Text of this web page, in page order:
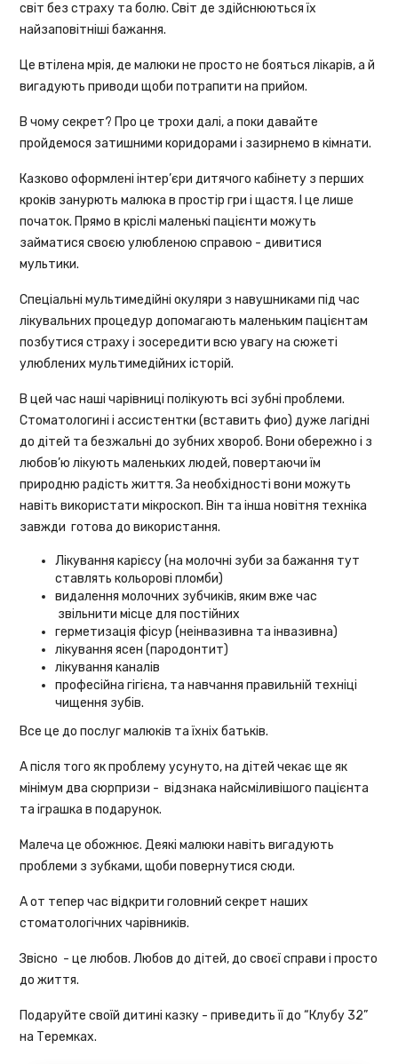
світ без страху та болю. Світ де здійснюються їх
найзаповітніші бажання.
Це втілена мрія, де малюки не просто не бояться лікарів, а й
вигадують приводи щоби потрапити на прийом.
В чому секрет? Про це трохи далі, а поки давайте
пройдемося затишними коридорами і зазирнемо в кімнати.
Казково оформлені інтер’єри дитячого кабінету з перших
кроків занурють малюка в простір гри і щастя. І це лише
початок. Прямо в кріслі маленькі пацієнти можуть
займатися своєю улюбленою справою - дивитися
мультики.
Спеціальні мультимедійні окуляри з навушниками під час
лікувальних процедур допомагають маленьким пацієнтам
позбутися страху і зосередити всю увагу на сюжеті
улюблених мультимедійних історій.
В цей час наші чарівниці полікують всі зубні проблеми.
Стоматологині і ассистентки (вставить фио) дуже лагідні
до дітей та безжальні до зубних хвороб. Вони обережно і з
любов’ю лікують маленьких людей, повертаючи їм
природню радість життя. За необхідності вони можуть
навіть використати мікроскоп. Він та інша новітня техніка
завжди готова до використання.
Лікування карієсу (на молочні зуби за бажання тут
ставлять кольорові пломби)
видалення молочних зубчиків, яким вже час
звільнити місце для постійних
герметизація фісур (неінвазивна та інвазивна)
лікування ясен (пародонтит)
лікування каналів
професійна гігієна, та навчання правильній техніці
чищення зубів.
Все це до послуг малюків та їхніх батьків.
А після того як проблему усунуто, на дітей чекає ще як
мінімум два сюрпризи - відзнака найсміливішого пацієнта
та іграшка в подарунок.
Малеча це обожнює. Деякі малюки навіть вигадують
проблеми з зубками, щоби повернутися сюди.
А от тепер час відкрити головний секрет наших
стоматологічних чарівників.
Звісно - це любов. Любов до дітей, до своєї справи і просто
до життя.
Подаруйте своїй дитині казку - приведить її до “Клубу 32”
на Теремках.